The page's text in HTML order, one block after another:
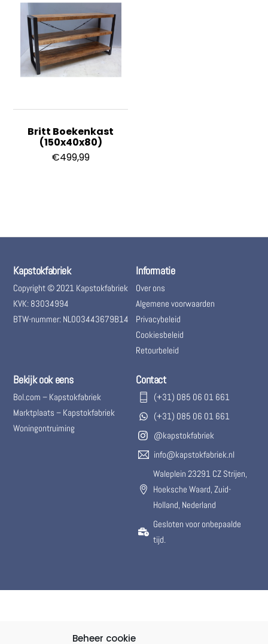
Beheer cookie
Britt Boekenkast
(150x40x80)
€499,99
Kapstokfabriek
Copyright © 2021 Kapstokfabriek
KVK: 83034994
BTW-nummer: NL003443679B14
Informatie
Over ons
Algemene voorwaarden
Privacybeleid
Cookiesbeleid
Retourbeleid
Bekijk ook eens
Bol.com – Kapstokfabriek
Marktplaats – Kapstokfabriek
Woningontruiming
Contact
(+31) 085 06 01 661
(+31) 085 06 01 661
@kapstokfabriek
info@kapstokfabriek.nl
Waleplein 23291 CZ Strijen,
Hoeksche Waard, Zuid-
Holland, Nederland
Gesloten voor onbepaalde
tijd.